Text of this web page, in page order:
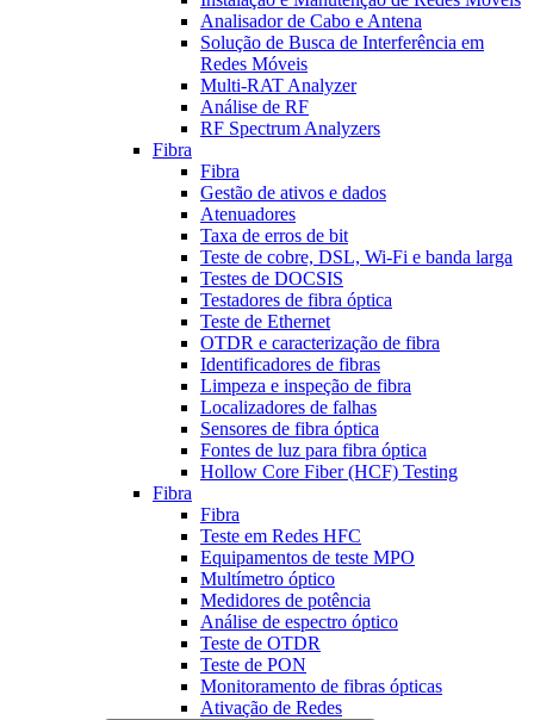
Analisador de Cabo e Antena
Solução de Busca de Interferência em
Redes Móveis
Multi-RAT Analyzer
Análise de RF
RF Spectrum Analyzers
Fibra
Fibra
Gestão de ativos e dados
Atenuadores
Taxa de erros de bit
Teste de cobre, DSL, Wi-Fi e banda larga
Testes de DOCSIS
Testadores de fibra óptica
Teste de Ethernet
OTDR e caracterização de fibra
Identificadores de fibras
Limpeza e inspeção de fibra
Localizadores de falhas
Sensores de fibra óptica
Fontes de luz para fibra óptica
Hollow Core Fiber (HCF) Testing
Fibra
Fibra
Teste em Redes HFC
Equipamentos de teste MPO
Multímetro óptico
Medidores de potência
Análise de espectro óptico
Teste de OTDR
Teste de PON
Monitoramento de fibras ópticas
Ativação de Redes